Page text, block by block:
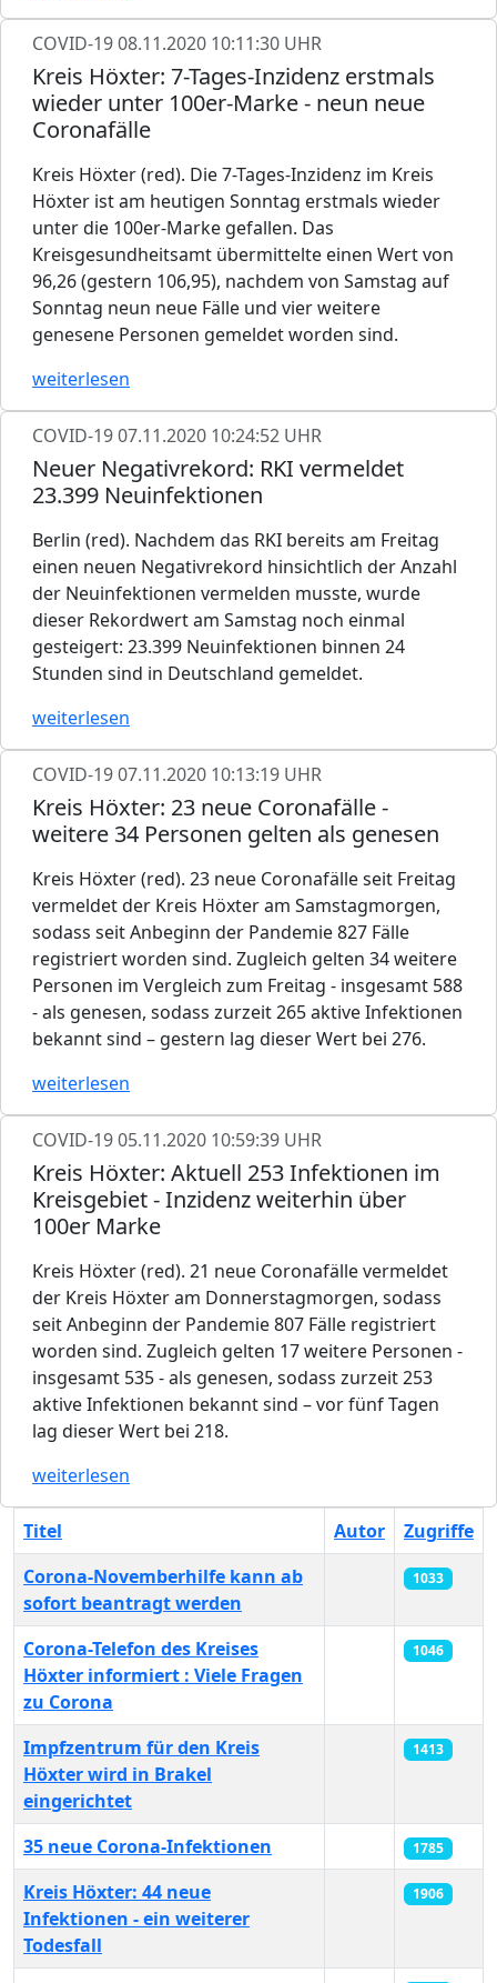
COVID-1908.11.2020 10:11:30 UHR
Kreis Höxter: 7-Tages-Inzidenz erstmals
wieder unter 100er-Marke - neun neue
Coronafälle
Kreis Höxter (red). Die 7-Tages-Inzidenz im Kreis
Höxter ist am heutigen Sonntag erstmals wieder
unter die 100er-Marke gefallen. Das
Kreisgesundheitsamt übermittelte einen Wert von
96,26 (gestern 106,95), nachdem von Samstag auf
Sonntag neun neue Fälle und vier weitere
genesene Personen gemeldet worden sind.
weiterlesen
COVID-1907.11.2020 10:24:52 UHR
Neuer Negativrekord: RKI vermeldet
23.399 Neuinfektionen
Berlin (red). Nachdem das RKI bereits am Freitag
einen neuen Negativrekord hinsichtlich der Anzahl
der Neuinfektionen vermelden musste, wurde
dieser Rekordwert am Samstag noch einmal
gesteigert: 23.399 Neuinfektionen binnen 24
Stunden sind in Deutschland gemeldet.
weiterlesen
COVID-1907.11.2020 10:13:19 UHR
Kreis Höxter: 23 neue Coronafälle -
weitere 34 Personen gelten als genesen
Kreis Höxter (red). 23 neue Coronafälle seit Freitag
vermeldet der Kreis Höxter am Samstagmorgen,
sodass seit Anbeginn der Pandemie 827 Fälle
registriert worden sind. Zugleich gelten 34 weitere
Personen im Vergleich zum Freitag - insgesamt 588
- als genesen, sodass zurzeit 265 aktive Infektionen
bekannt sind – gestern lag dieser Wert bei 276.
weiterlesen
COVID-1905.11.2020 10:59:39 UHR
Kreis Höxter: Aktuell 253 Infektionen im
Kreisgebiet - Inzidenz weiterhin über
100er Marke
Kreis Höxter (red). 21 neue Coronafälle vermeldet
der Kreis Höxter am Donnerstagmorgen, sodass
seit Anbeginn der Pandemie 807 Fälle registriert
worden sind. Zugleich gelten 17 weitere Personen -
insgesamt 535 - als genesen, sodass zurzeit 253
aktive Infektionen bekannt sind – vor fünf Tagen
lag dieser Wert bei 218.
weiterlesen
Titel Autor
Zugriffe
Corona-Novemberhilfe kann ab
sofort beantragt werden
1033
Corona-Telefon des Kreises
Höxter informiert : Viele Fragen
zu Corona
1046
Impfzentrum für den Kreis
Höxter wird in Brakel
eingerichtet
1413
35 neue Corona-Infektionen 1785
Kreis Höxter: 44 neue
Infektionen - ein weiterer
Todesfall
1906